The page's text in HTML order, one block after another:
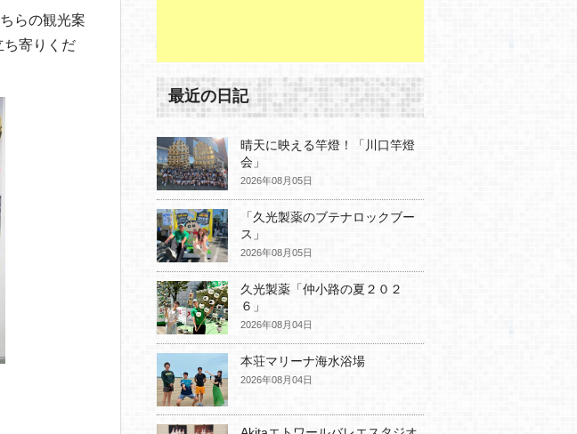
らの観光案
ち寄りくだ
最近の日記
晴天に映える竿燈！「川口竿燈
会」
2026年08月05日
「久光製薬のブテナロックブー
ス」
2026年08月05日
久光製薬「仲小路の夏２０２
６」
2026年08月04日
本荘マリーナ海水浴場
2026年08月04日